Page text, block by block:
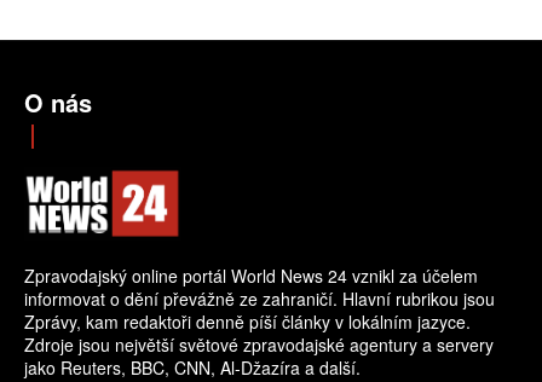
O nás
Zpravodajský online portál World News 24 vznikl za účelem
informovat o dění převážně ze zahraničí. Hlavní rubrikou jsou
Zprávy, kam redaktoři denně píší články v lokálním jazyce.
Zdroje jsou největší světové zpravodajské agentury a servery
jako Reuters, BBC, CNN, Al-Džazíra a další.